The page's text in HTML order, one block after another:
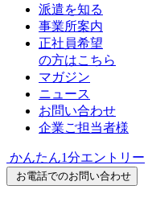
派遣を知る
事業所案内
正社員希望
の方はこちら
マガジン
ニュース
お問い合わせ
企業ご担当者様
かんたん1分エントリー
お電話でのお問い合わせ